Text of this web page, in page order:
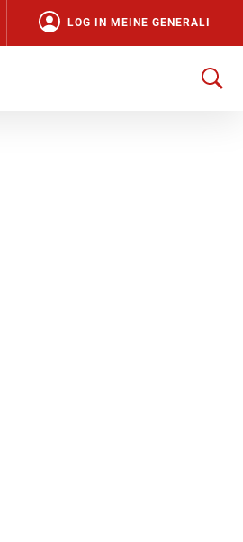
LOG IN MEINE GENERALI